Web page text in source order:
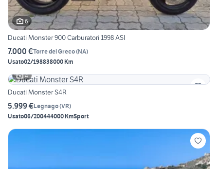
6
Ducati Monster 900 Carburatori 1998 ASI
7.000 €Torre del Greco(NA)
Usato02/198838000 Km
4
Ducati Monster S4R
5.999 €Legnago(VR)
Usato06/200444000 KmSport